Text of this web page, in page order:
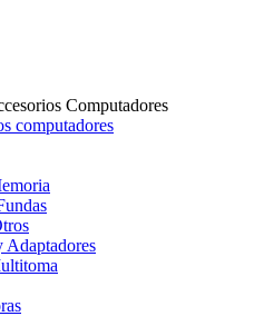
Computadores
computadores
Adaptadores